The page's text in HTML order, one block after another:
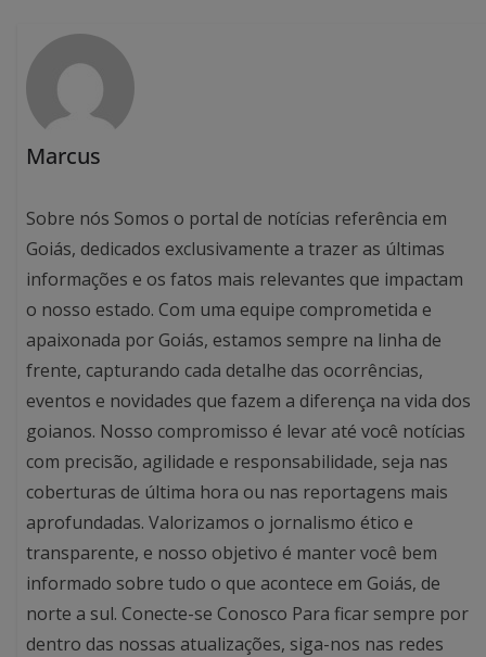
Marcus
Sobre nós Somos o portal de notícias referência em
Goiás, dedicados exclusivamente a trazer as últimas
informações e os fatos mais relevantes que impactam
o nosso estado. Com uma equipe comprometida e
apaixonada por Goiás, estamos sempre na linha de
frente, capturando cada detalhe das ocorrências,
eventos e novidades que fazem a diferença na vida dos
goianos. Nosso compromisso é levar até você notícias
com precisão, agilidade e responsabilidade, seja nas
coberturas de última hora ou nas reportagens mais
aprofundadas. Valorizamos o jornalismo ético e
transparente, e nosso objetivo é manter você bem
informado sobre tudo o que acontece em Goiás, de
norte a sul. Conecte-se Conosco Para ficar sempre por
dentro das nossas atualizações, siga-nos nas redes